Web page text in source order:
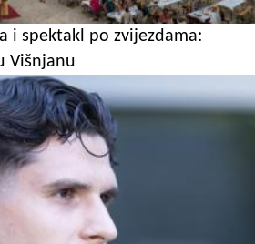
i spektakl po zvijezdama:
Višnjanu